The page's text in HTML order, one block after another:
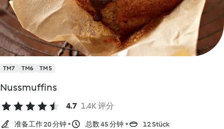
TM7 TM6 TM5
Nussmuffins
4.7 1.4K 评分
准备工作 20 分钟 总数 45 分钟 12 Stück